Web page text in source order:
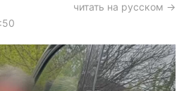
харків
архів
читать на русском →